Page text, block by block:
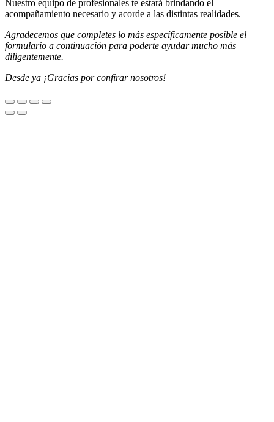
Nuestro equipo de profesionales te estará brindando el
acompañamiento necesario y acorde a las distintas realidades.
Agradecemos que completes lo más específicamente posible el
formulario a continuación para poderte ayudar mucho más
diligentemente.
Desde ya ¡Gracias por confirar nosotros!